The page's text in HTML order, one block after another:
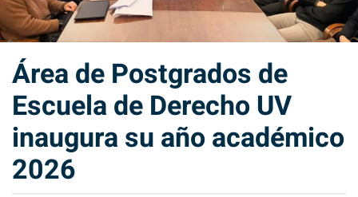
Área de Postgrados de
Escuela de Derecho UV
inaugura su año académico
2026